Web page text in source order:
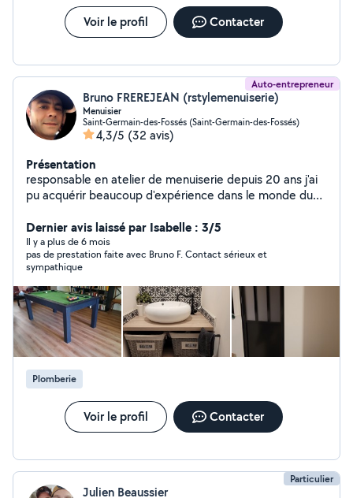
Voir le profil Contacter
Auto-entrepreneur
Bruno FREREJEAN (rstylemenuiserie)
Menuisier
Saint-Germain-des-Fossés (Saint-Germain-des-Fossés)
4,3/5 (32 avis)
Présentation
responsable en atelier de menuiserie depuis 20 ans j'ai
pu acquérir beaucoup d'expérience dans le monde du
montage cuisine, dressing et salle de bain. rénovation
intérieure . depuis je suis professionnel en menuiserie
intérieure extérieure cuisine équipée salle de bain et
dressing. cloison verrière.
Dernier avis laissé par Isabelle : 3/5
Il y a plus de 6 mois
pas de prestation faite avec Bruno F. Contact sérieux et
sympathique
Plomberie
Voir le profil Contacter
Particulier
Julien Beaussier